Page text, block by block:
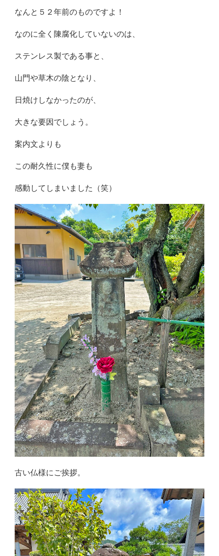
なんと５２年前のものですよ！
なのに全く陳腐化していないのは、
ステンレス製である事と、
山門や草木の陰となり、
日焼けしなかったのが、
大きな要因でしょう。
案内文よりも
この耐久性に僕も妻も
感動してしまいました（笑）
古い仏様にご挨拶。